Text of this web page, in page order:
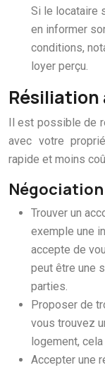
Si le locataire
en informer
conditions,
loyer perçu.
Il est possible de
avec votre
rapide et moins
Trouver un
exemple une
accepte de
peut être une
parties.
Proposer de
vous trouvez
logement,
Accepter une